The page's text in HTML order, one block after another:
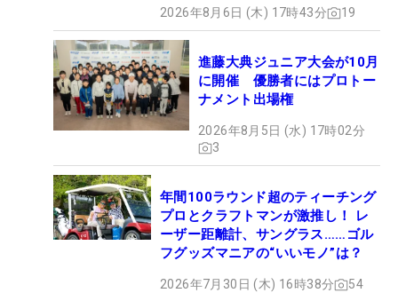
2026年8月6日 (木) 17時43分 19
進藤大典ジュニア大会が10月
に開催 優勝者にはプロトー
ナメント出場権
2026年8月5日 (水) 17時02分
3
年間100ラウンド超のティーチング
プロとクラフトマンが激推し！ レ
ーザー距離計、サングラス……ゴル
フグッズマニアの“いいモノ”は？
2026年7月30日 (木) 16時38分 54